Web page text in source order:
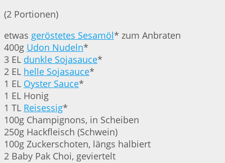
(2 Portionen)
etwas geröstetes Sesamöl* zum Anbraten
400g Udon Nudeln*
3 EL dunkle Sojasauce*
2 EL helle Sojasauce*
1 EL Oyster Sauce*
1 EL Honig
1 TL Reisessig*
100g Champignons, in Scheiben
250g Hackfleisch (Schwein)
100g Zuckerschoten, längs halbiert
2 Baby Pak Choi, geviertelt